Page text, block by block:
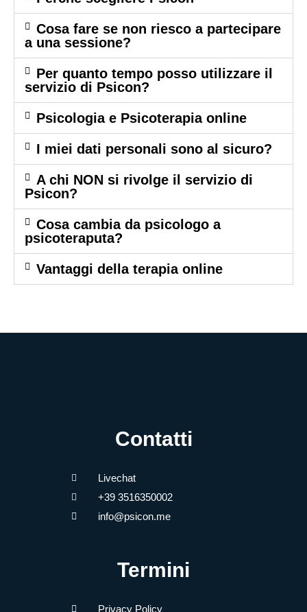
Cosa fare se non riesco a partecipare
a una sessione?
Per quanto tempo posso utilizzare il
servizio di Psicon?
Psicologia e Psicoterapia online
I miei dati personali sono al sicuro?
A chi NON si rivolge il servizio di
Psicon?
Cosa cambia da psicologo a
psicoteraputa?
Vantaggi della terapia online
Contatti
Livechat
+39 3516350002
info@psicon.me
Termini
Privacy Policy